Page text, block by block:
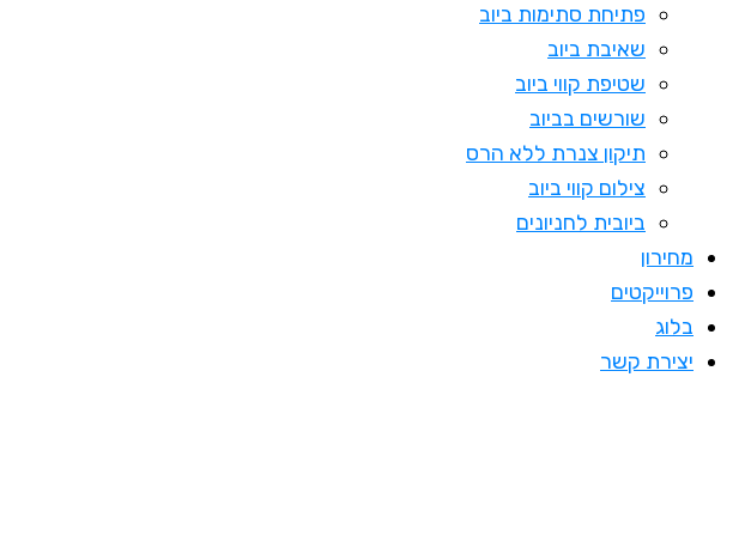
פתיחת סתימות ביוב
שאיבת ביוב
שטיפת קווי ביוב
שורשים בביוב
תיקון צנרת ללא הרס
צילום קווי ביוב
ביובית לחניונים
מחירון
פרוייקטים
בלוג
יצירת קשר